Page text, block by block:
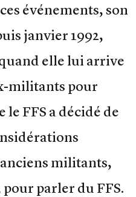
événements, son
janvier 1992,
elle lui arrive
militants pour
FFS a décidé de
militants,
parler du FFS.